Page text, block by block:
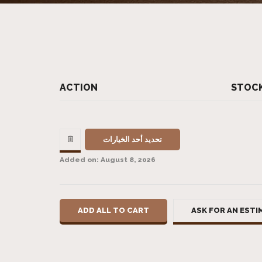
ACTION
تحديد أحد الخيارات
Added on: August 8, 2026
ASK FOR AN
ADD ALL TO CART